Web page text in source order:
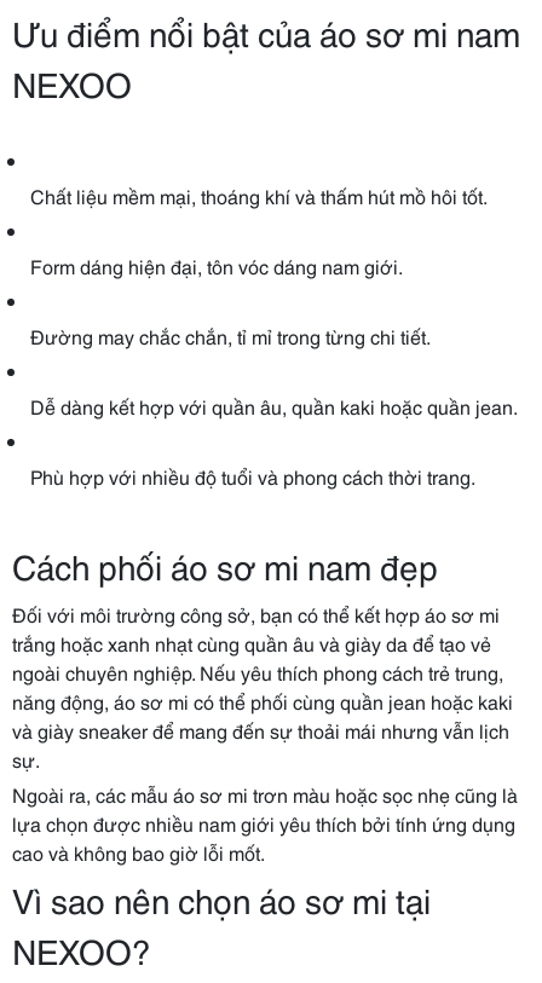
Ưu điểm nổi bật của áo sơ mi nam
NEXOO
Chất liệu mềm mại, thoáng khí và thấm hút mồ hôi tốt.
Form dáng hiện đại, tôn vóc dáng nam giới.
Đường may chắc chắn, tỉ mỉ trong từng chi tiết.
Dễ dàng kết hợp với quần âu, quần kaki hoặc quần jean.
Phù hợp với nhiều độ tuổi và phong cách thời trang.
Cách phối áo sơ mi nam đẹp
Đối với môi trường công sở, bạn có thể kết hợp áo sơ mi
trắng hoặc xanh nhạt cùng quần âu và giày da để tạo vẻ
ngoài chuyên nghiệp. Nếu yêu thích phong cách trẻ trung,
năng động, áo sơ mi có thể phối cùng quần jean hoặc kaki
và giày sneaker để mang đến sự thoải mái nhưng vẫn lịch
sự.
Ngoài ra, các mẫu áo sơ mi trơn màu hoặc sọc nhẹ cũng là
lựa chọn được nhiều nam giới yêu thích bởi tính ứng dụng
cao và không bao giờ lỗi mốt.
Vì sao nên chọn áo sơ mi tại
NEXOO?